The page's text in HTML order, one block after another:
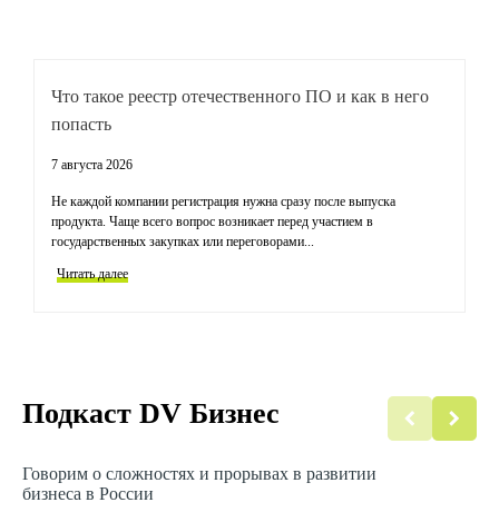
Что такое реестр отечественного ПО и как в него
попасть
7 августа 2026
Не каждой компании регистрация нужна сразу после выпуска
продукта. Чаще всего вопрос возникает перед участием в
государственных закупках или переговорами...
Читать далее
Подкаст DV Бизнес
Говорим о сложностях и прорывах в развитии
бизнеса в России